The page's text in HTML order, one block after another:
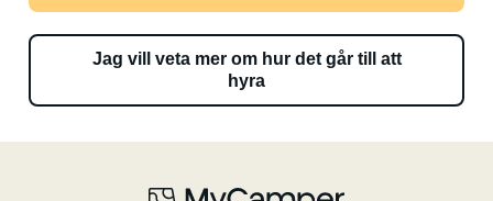
Jag vill veta mer om hur det går till att
hyra